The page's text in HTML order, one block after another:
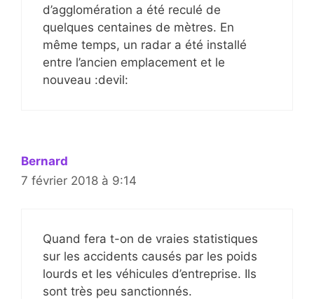
d’agglomération a été reculé de
quelques centaines de mètres. En
même temps, un radar a été installé
entre l’ancien emplacement et le
nouveau :devil:
Bernard
7 février 2018 à 9:14
Quand fera t-on de vraies statistiques
sur les accidents causés par les poids
lourds et les véhicules d’entreprise. Ils
sont très peu sanctionnés.